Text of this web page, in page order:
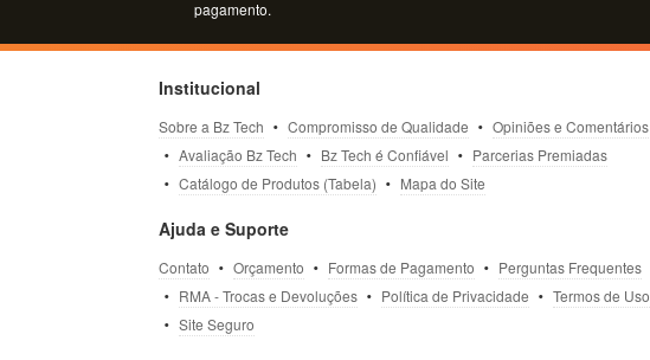
pagamento.
Institucional
Sobre a Bz Tech Compromisso de Qualidade
Opiniões e Comentários
Avaliação Bz Tech
Bz Tech é Confiável
Parcerias Premiadas
Catálogo de Produtos (Tabela)
Mapa do Site
Ajuda e Suporte
Contato Orçamento Formas de Pagamento
Perguntas Frequentes
RMA - Trocas e Devoluções
Política de Privacidade
Termos de Uso
Site Seguro